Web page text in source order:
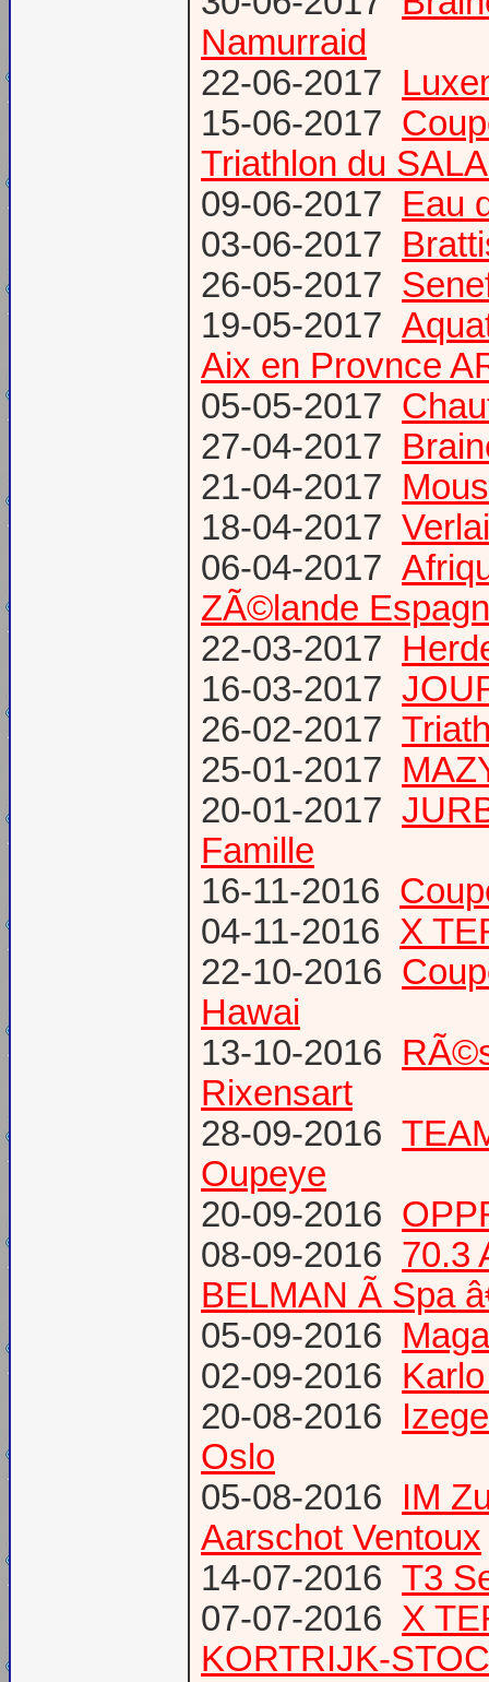
Namurraid
22-06-2017
15-06-2017
Triathlon du
09-06-2017 Eau
03-06-2017
26-05-2017
19-05-2017
Aix en Provnce
05-05-2017
27-04-2017
21-04-2017
18-04-2017
06-04-2017
ZÃ©lande
22-03-2017
16-03-2017
26-02-2017
25-01-2017
20-01-2017
Famille
16-11-2016
04-11-2016 X
22-10-2016
Hawai
13-10-2016
Rixensart
28-09-2016
Oupeye
20-09-2016
08-09-2016 70.3
BELMAN Ã Spa
05-09-2016
02-09-2016
20-08-2016
Oslo
05-08-2016 IM
Aarschot Ventoux
14-07-2016 T3
07-07-2016 X
KORTRIJK-